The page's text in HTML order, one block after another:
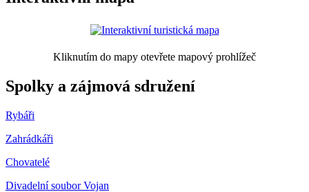
Kliknutím do mapy otevřete mapový prohlížeč
Spolky a zájmová sdružení
Rybáři
Zahrádkáři
Chovatelé
Divadelní soubor Vojan